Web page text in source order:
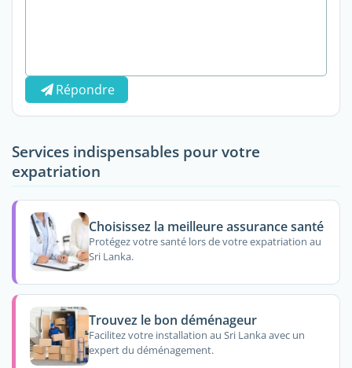
Répondre
Services indispensables pour votre
expatriation
Choisissez la meilleure assurance santé
Protégez votre santé lors de votre expatriation au
Sri Lanka.
Trouvez le bon déménageur
Facilitez votre installation au Sri Lanka avec un
expert du déménagement.